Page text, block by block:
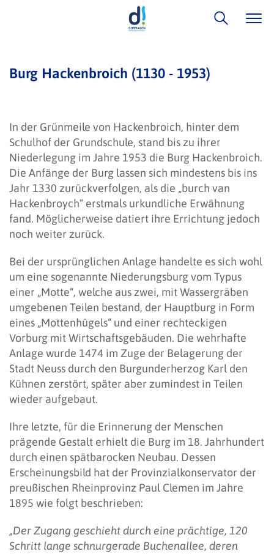
Burg Hackenbroich (1130 - 1953)
In der Grünmeile von Hackenbroich, hinter dem
Schulhof der Grundschule, stand bis zu ihrer
Niederlegung im Jahre 1953 die Burg Hackenbroich.
Die Anfänge der Burg lassen sich mindestens bis ins
Jahr 1330 zurückverfolgen, als die „burch van
Hackenbroych“ erstmals urkundliche Erwähnung
fand. Möglicherweise datiert ihre Errichtung jedoch
noch weiter zurück.
Bei der ursprünglichen Anlage handelte es sich wohl
um eine sogenannte Niederungsburg vom Typus
einer „Motte“, welche aus zwei, mit Wassergräben
umgebenen Teilen bestand, der Hauptburg in Form
eines „Mottenhügels“ und einer rechteckigen
Vorburg mit Wirtschaftsgebäuden. Die wehrhafte
Anlage wurde 1474 im Zuge der Belagerung der
Stadt Neuss durch den Burgunderherzog Karl den
Kühnen zerstört, später aber zumindest in Teilen
wieder aufgebaut.
Ihre letzte, für die Erinnerung der Menschen
prägende Gestalt erhielt die Burg im 18. Jahrhundert
durch einen spätbarocken Neubau. Dessen
Erscheinungsbild hat der Provinzialkonservator der
preußischen Rheinprovinz Paul Clemen im Jahre
1895 wie folgt beschrieben:
„Der Zugang geschieht durch eine prächtige, 120
Schritt lange schnurgerade Buchenallee, deren